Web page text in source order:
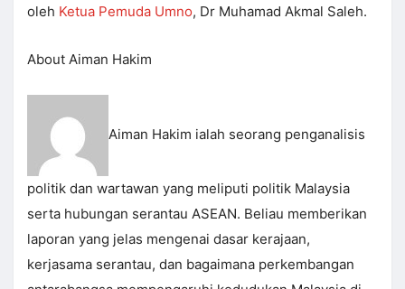
oleh Ketua Pemuda Umno, Dr Muhamad Akmal Saleh.
About Aiman Hakim
Aiman Hakim ialah seorang penganalisis
politik dan wartawan yang meliputi politik Malaysia
serta hubungan serantau ASEAN. Beliau memberikan
laporan yang jelas mengenai dasar kerajaan,
kerjasama serantau, dan bagaimana perkembangan